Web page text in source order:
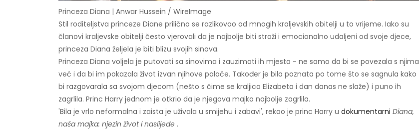
Princeza Diana | Anwar Hussein / WireImage
Stil roditeljstva princeze Diane prilično se razlikovao od mnogih kraljevskih obitelji u to vrijeme. Iako su
članovi kraljevske obitelji često vjerovali da je najbolje biti stroži i emocionalno udaljeni od svoje djece,
princeza Diana željela je biti blizu svojih sinova.
Princeza Diana voljela je putovati sa sinovima i zauzimati ih mjesta - ne samo da bi se povezala s njima
već i da bi im pokazala život izvan njihove palače. Također je bila poznata po tome što se sagnula kako
bi razgovarala sa svojom djecom (nešto s čime se kraljica Elizabeta i dan danas ne slaže) i puno ih
zagrlila. Princ Harry jednom je otkrio da je njegova majka najbolje zagrlila.
'Bila je vrlo neformalna i zaista je uživala u smijehu i zabavi', rekao je princ Harry u dokumentarni Diana,
naša majka: njezin život i naslijeđe .